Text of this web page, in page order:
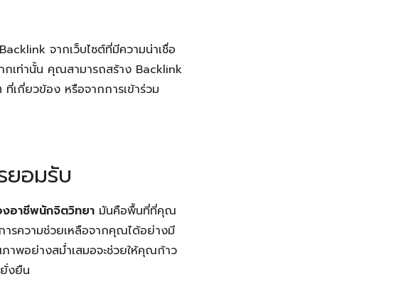
จากเว็บไซต์ที่มีความน่าเชื่อ
เท่านั้น คุณสามารถสร้าง Backlink
เกี่ยวข้อง หรือจากการเข้าร่วม
ยอมรับ
อาชีพนักจิตวิทยา มันคือพื้นที่ที่คุณ
รความช่วยเหลือจากคุณได้อย่างมี
าพอย่างสม่ำเสมอจะช่วยให้คุณก้าว
งยืน